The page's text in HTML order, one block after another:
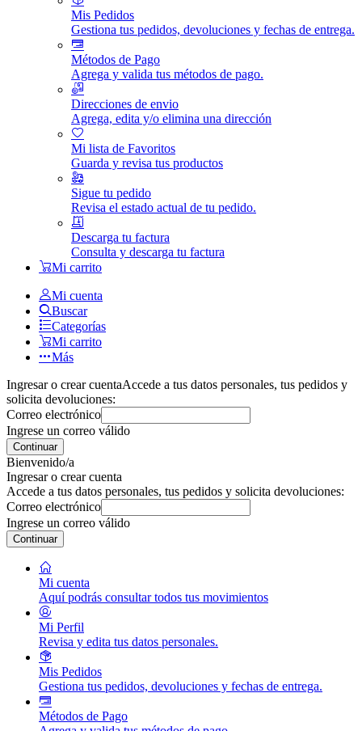
Mis Pedidos
Gestiona tus pedidos, devoluciones y fechas de entrega.
Métodos de Pago
Agrega y valida tus métodos de pago.
Direcciones de envio
Agrega, edita y/o elimina una dirección
Mi lista de Favoritos
Guarda y revisa tus productos
Sigue tu pedido
Revisa el estado actual de tu pedido.
Descarga tu factura
Consulta y descarga tu factura
Mi carrito
Mi cuenta
Buscar
Categorías
Mi carrito
Más
Ingresar o crear cuentaAccede a tus datos personales, tus pedidos y
solicita devoluciones:
Correo electrónico
Ingrese un correo válido
Continuar
Bienvenido/a
Ingresar o crear cuenta
Accede a tus datos personales, tus pedidos y solicita devoluciones:
Correo electrónico
Ingrese un correo válido
Continuar
Mi cuenta
Aquí podrás consultar todos tus movimientos
Mi Perfil
Revisa y edita tus datos personales.
Mis Pedidos
Gestiona tus pedidos, devoluciones y fechas de entrega.
Métodos de Pago